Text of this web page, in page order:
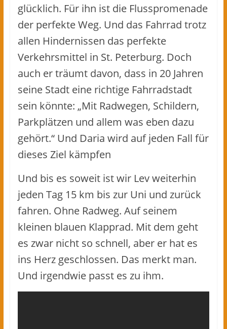
glücklich. Für ihn ist die Flusspromenade
der perfekte Weg. Und das Fahrrad trotz
allen Hindernissen das perfekte
Verkehrsmittel in St. Peterburg. Doch
auch er träumt davon, dass in 20 Jahren
seine Stadt eine richtige Fahrradstadt
sein könnte: „Mit Radwegen, Schildern,
Parkplätzen und allem was eben dazu
gehört.“ Und Daria wird auf jeden Fall für
dieses Ziel kämpfen
Und bis es soweit ist wir Lev weiterhin
jeden Tag 15 km bis zur Uni und zurück
fahren. Ohne Radweg. Auf seinem
kleinen blauen Klapprad. Mit dem geht
es zwar nicht so schnell, aber er hat es
ins Herz geschlossen. Das merkt man.
Und irgendwie passt es zu ihm.